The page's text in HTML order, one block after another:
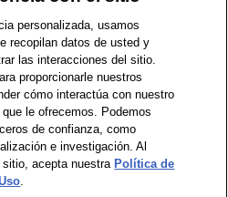
| Términos de Uso | Accesibilidad
Privacy Policy | Mapa del sitio
| © 1999 - 2026 CVS.com
personalizada, usamos
recopilan datos de usted y
las interacciones del sitio.
proporcionarle nuestros
cómo interactúa con nuestro
le ofrecemos. Podemos
de confianza, como
e investigación. Al
acepta nuestra Política de
.